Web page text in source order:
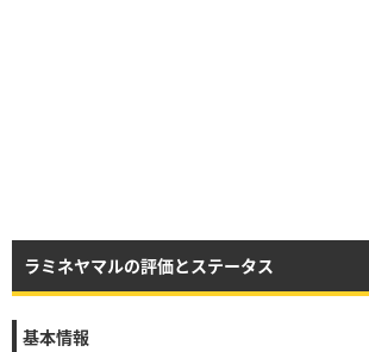
ラミネヤマルの評価とステータス
基本情報